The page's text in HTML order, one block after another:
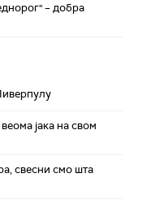
– добра
јака на свом
свесни смо шта